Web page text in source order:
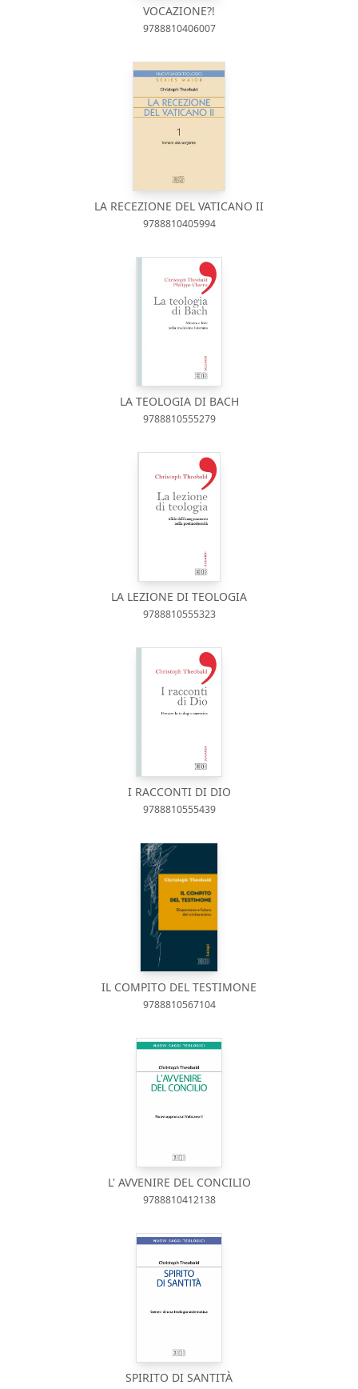
VOCAZIONE?!
9788810406007
LA RECEZIONE DEL VATICANO II
9788810405994
LA TEOLOGIA DI BACH
9788810555279
LA LEZIONE DI TEOLOGIA
9788810555323
I RACCONTI DI DIO
9788810555439
IL COMPITO DEL TESTIMONE
9788810567104
L' AVVENIRE DEL CONCILIO
9788810412138
SPIRITO DI SANTITÀ